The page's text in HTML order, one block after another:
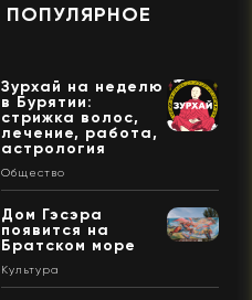
ПОПУЛЯРНОЕ
Зурхай на неделю
в Бурятии:
стрижка волос,
лечение, работа,
астрология
Общество
Дом Гэсэра
появится на
Братском море
Культура